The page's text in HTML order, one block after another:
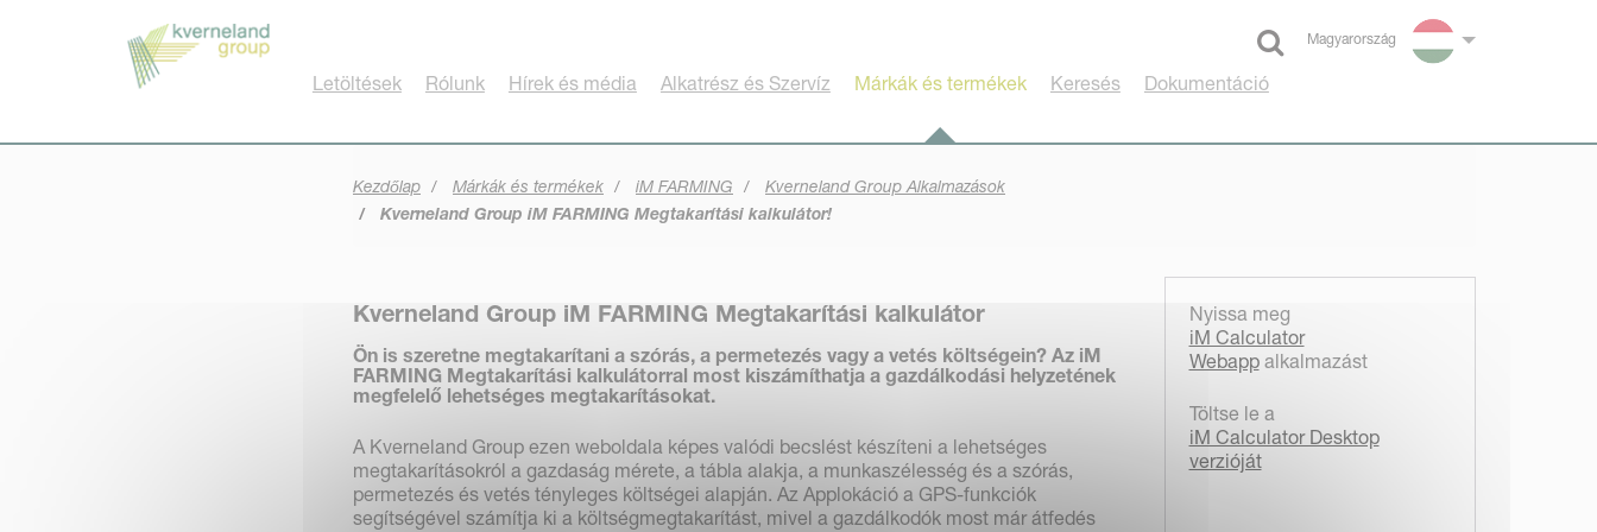
Magyarország
Select language
Letöltések Rólunk Hírek és média Alkatrész és Szervíz Márkák és termékek Keresés Dokumentáció
Kezdőlap Márkák és termékek iM FARMING
Kverneland Group Alkalmazások
Kverneland Group iM FARMING Megtakarítási kalkulátor!
Kverneland Group iM FARMING Megtakarítási kalkulátor
Ön is szeretne megtakarítani a szórás, a permetezés vagy a vetés költségein? Az iM
FARMING Megtakarítási kalkulátorral most kiszámíthatja a gazdálkodási helyzetének
megfelelő lehetséges megtakarításokat.
A Kverneland Group ezen weboldala képes valódi becslést készíteni a lehetséges
megtakarításokról a gazdaság mérete, a tábla alakja, a munkaszélesség és a szórás,
permetezés és vetés tényleges költségei alapján. Az Applokáció a GPS-funkciók
segítségével számítja ki a költségmegtakarítást, mivel a gazdálkodók most már átfedés
Nyissa meg
iM Calculator
Webappalkalmazást
Töltse le a
iM Calculator Desktop
verzióját